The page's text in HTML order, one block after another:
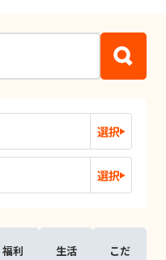
選択
選択
福利
生活
こだ